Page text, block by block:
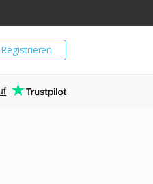
Registrieren